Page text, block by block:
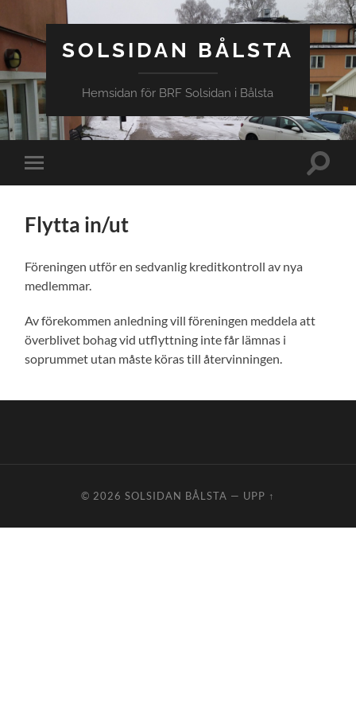
SOLSIDAN BÅLSTA
Hemsidan för BRF Solsidan i Bålsta
Slå
på/av
Slå
Flytta in/ut
Föreningen utför en sedvanlig kreditkontroll av nya
medlemmar.
Av förekommen anledning vill föreningen meddela att
överblivet bohag vid utflyttning inte får lämnas i
soprummet utan måste köras till återvinningen.
© 2026 SOLSIDAN BÅLSTA — UPP ↑